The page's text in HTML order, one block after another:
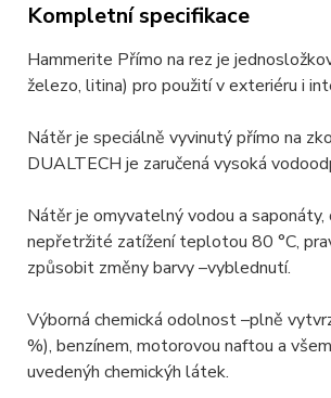
Kompletní specifikace
Hammerite Přímo na rez je
železo, litina) pro použití v exteriéru i
Nátěr je speciálně vyvinutý přímo na
DUALTECH je zaručená vysoká
Nátěr je omyvatelný vodou a
nepřetržité zatížení teplotou 80 °C,
způsobit změny barvy –vyblednutí.
Výborná chemická odolnost –plně
%), benzínem, motorovou naftou a
uvedenýh chemickýh látek.